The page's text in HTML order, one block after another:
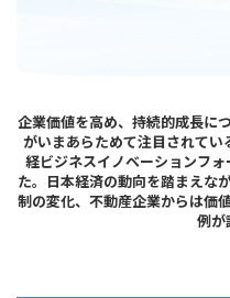
企業価値を高め、持続的成長に
がいまあらためて注目されて
経ビジネスイノベーションフ
た。日本経済の動向を踏まえな
制の変化、不動産企業からは価
例が